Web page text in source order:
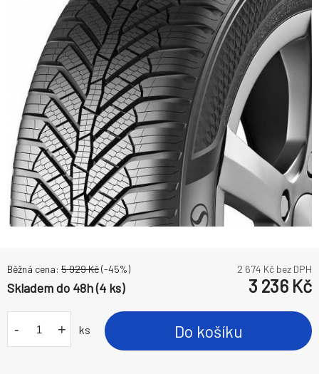
Běžná cena: 5 929Kč(-45%) 2 674 Kč bez DPH
Skladem do 48h (4 ks) 3 236 Kč
- + ks Do košíku